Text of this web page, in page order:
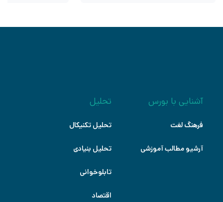
آشنایی با بورس
فرهنگ لغت
آرشیو مطالب آموزشی
تحلیل
تحلیل تکنیکال
تحلیل بنیادی
تابلوخوانی
اقتصاد